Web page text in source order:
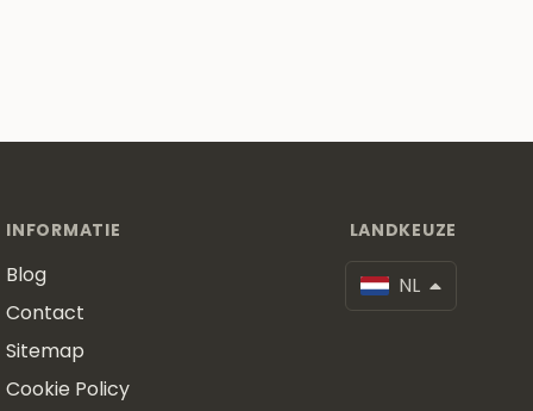
INFORMATIE
Blog
Contact
Sitemap
Cookie Policy
LANDKEUZE
NL